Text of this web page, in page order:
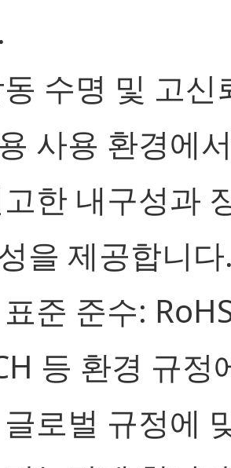
수명 및 고신
사용 환경에
한 내구성과
을 제공합니
준 준수:
등 환경 규정
로벌 규정에